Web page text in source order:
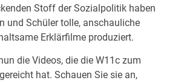
Stoff der Sozialpolitik haben
und Schüler tolle, anschauliche
Erklärfilme produziert.
die Videos, die die W11c zum
hat. Schauen Sie sie an,